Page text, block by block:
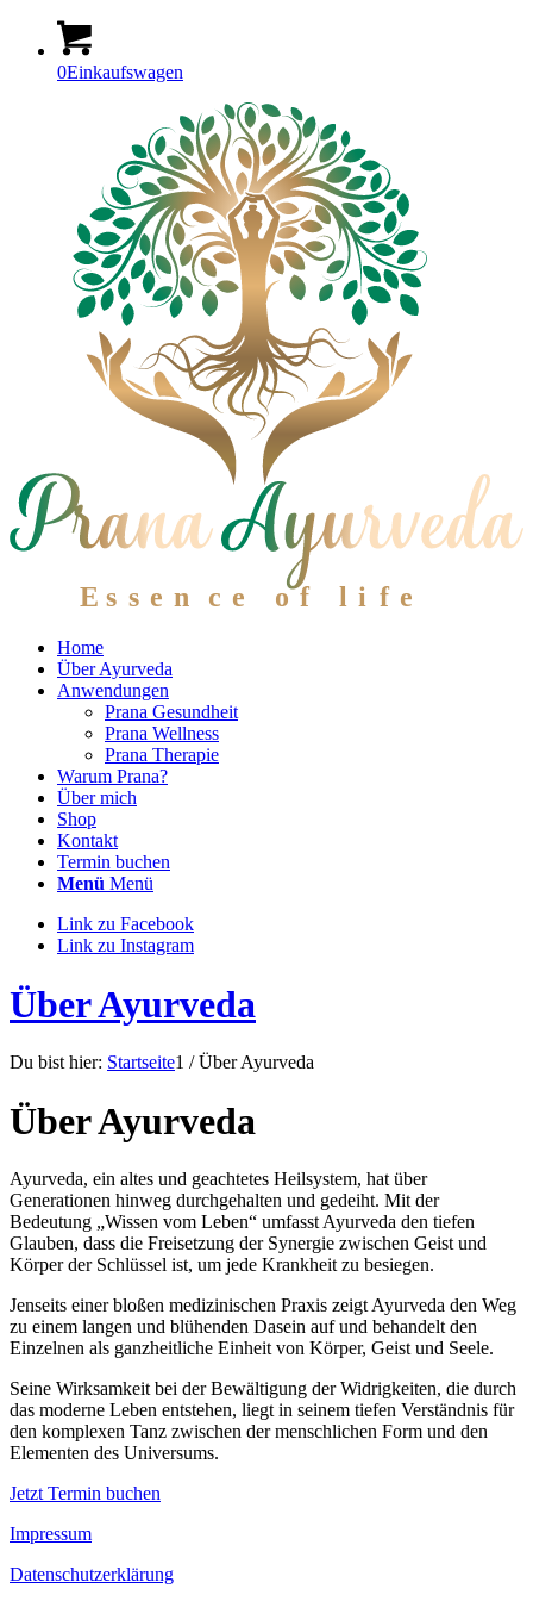
0Einkaufswagen
E ssen c e of li f e
Home
Über Ayurveda
Anwendungen
Prana Gesundheit
Prana Wellness
Prana Therapie
Warum Prana?
Über mich
Shop
Kontakt
Termin buchen
Menü Menü
Link zu Facebook
Link zu Instagram
Über Ayurveda
Du bist hier: Startseite1 / Über Ayurveda
Über Ayurveda
Ayurveda, ein altes und geachtetes Heilsystem, hat über
Generationen hinweg durchgehalten und gedeiht. Mit der
Bedeutung „Wissen vom Leben“ umfasst Ayurveda den tiefen
Glauben, dass die Freisetzung der Synergie zwischen Geist und
Körper der Schlüssel ist, um jede Krankheit zu besiegen.
Jenseits einer bloßen medizinischen Praxis zeigt Ayurveda den Weg
zu einem langen und blühenden Dasein auf und behandelt den
Einzelnen als ganzheitliche Einheit von Körper, Geist und Seele.
Seine Wirksamkeit bei der Bewältigung der Widrigkeiten, die durch
das moderne Leben entstehen, liegt in seinem tiefen Verständnis für
den komplexen Tanz zwischen der menschlichen Form und den
Elementen des Universums.
Jetzt Termin buchen
Impressum
Datenschutzerklärung